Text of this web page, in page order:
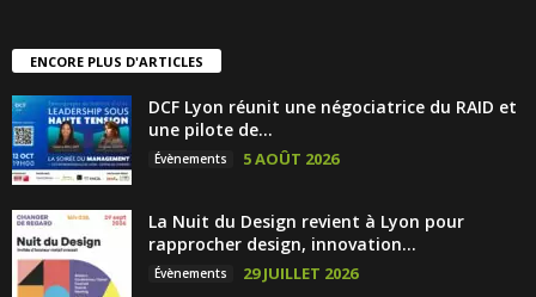
ENCORE PLUS D'ARTICLES
DCF Lyon réunit une négociatrice du RAID et
une pilote de...
Évènements 5 AOÛT 2026
La Nuit du Design revient à Lyon pour
rapprocher design, innovation...
Évènements 29 JUILLET 2026